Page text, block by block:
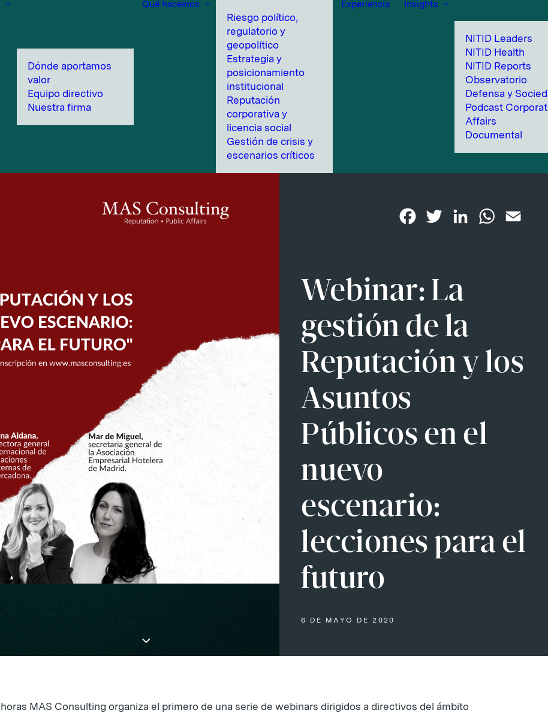
Dónde aportamos
valor
Equipo directivo
Nuestra firma
Qué hacemos
Riesgo político,
regulatorio y
geopolítico
Estrategia y
posicionamiento
institucional
Reputación
corporativa y
licencia social
Gestión de crisis y
escenarios críticos
Experiencia Insights
NITID Leaders
NITID Health
NITID Reports
Observatorio
Defensa y
Podcast
Affairs
Documental
FacebookTwitter LinkedInWhatsApp
Webinar: La
gestión de la
Reputación y los
Asuntos
Públicos en el
nuevo
escenario:
lecciones para el
futuro
6 DE MAYO DE 2020
MAS Consulting organiza el primero de una serie de webinars dirigidos a directivos del ámbito